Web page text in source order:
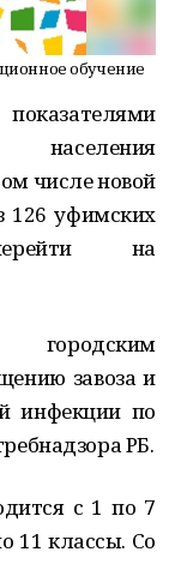
обучение
населения
числе новой
126 уфимских
на
городским
завоза и
инфекции по
РБ.
с 1 по 7
11 классы. Со